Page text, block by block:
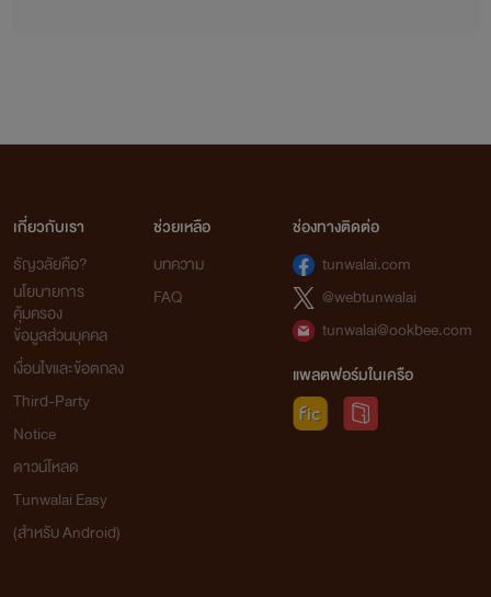
เกี่ยวกับเรา
ธัญวลัยคือ?
นโยบายการ
คุ้มครอง
ข้อมูลส่วนบุคคล
เงื่อนไขและข้อตกลง
Third-Party
Notice
ดาวน์โหลด
Tunwalai Easy
(สำหรับ Android)
ช่วยเหลือ
บทความ
FAQ
ช่องทางติดต่อ
tunwalai.com
@webtunwalai
tunwalai@ookbee.com
แพลตฟอร์มในเครือ